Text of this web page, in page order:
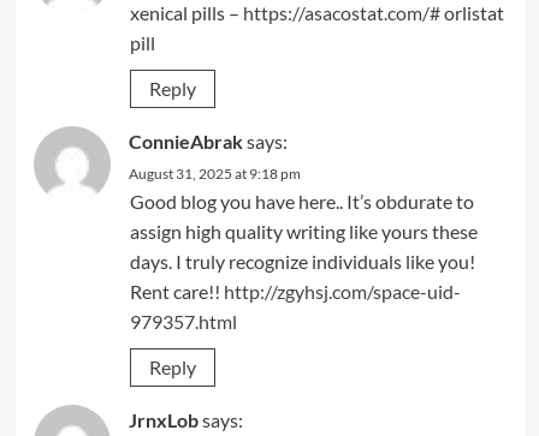
xenical pills – https://asacostat.com/#orlistat
pill
Reply
ConnieAbraksays:
August 31, 2025 at 9:18 pm
Good blog you have here.. It’s obdurate to
assign high quality writing like yours these
days. I truly recognize individuals like you!
Rent care!! http://zgyhsj.com/space-uid-
979357.html
Reply
JrnxLobsays: